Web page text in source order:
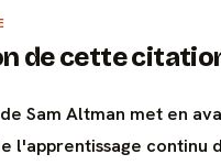
de cette
Sam Altman met en
l'apprentissage continu